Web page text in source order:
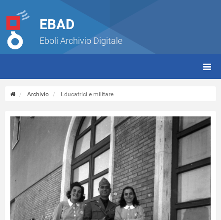
EBAD
Eboli Archivio Digitale
Archivio Educatrici e militare